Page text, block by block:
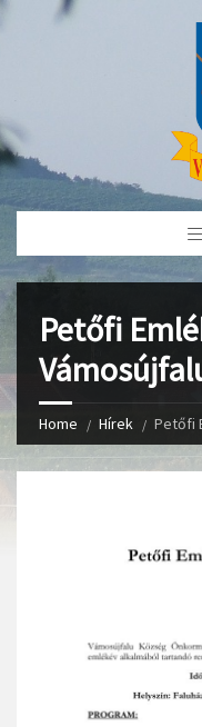
Skip
Petőfi
Home Hírek Petőfi